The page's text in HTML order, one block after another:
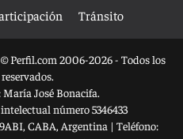
Tránsito
Perfil.com 2006-2026 - Todos los
José Bonacifa.
número 5346433
, CABA, Argentina | Teléfono: